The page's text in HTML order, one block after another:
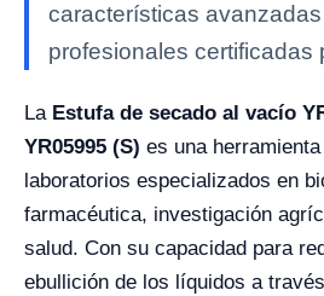
características
profesionales certificadas
La Estufa de secado al vacío
YR05995 (S) es una
laboratorios especializados en
farmacéutica, investigación
salud. Con su capacidad para
ebullición de los líquidos a